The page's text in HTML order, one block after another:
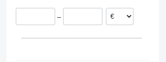
317
110
140X LC
ZL
FM
G-series
Dänemark
Niederlande
–